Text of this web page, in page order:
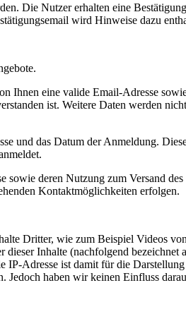
Die Nutzer erhalten eine
wird Hinweise dazu
Ihnen eine valide Email-Adresse
ist. Weitere Daten werden
und das Datum der Anmeldung.
deren Nutzung zum Versand
Kontaktmöglichkeiten erfolgen.
Dritter, wie zum Beispiel Videos
dieser Inhalte (nachfolgend
Adresse ist damit für die
haben wir keinen Einfluss